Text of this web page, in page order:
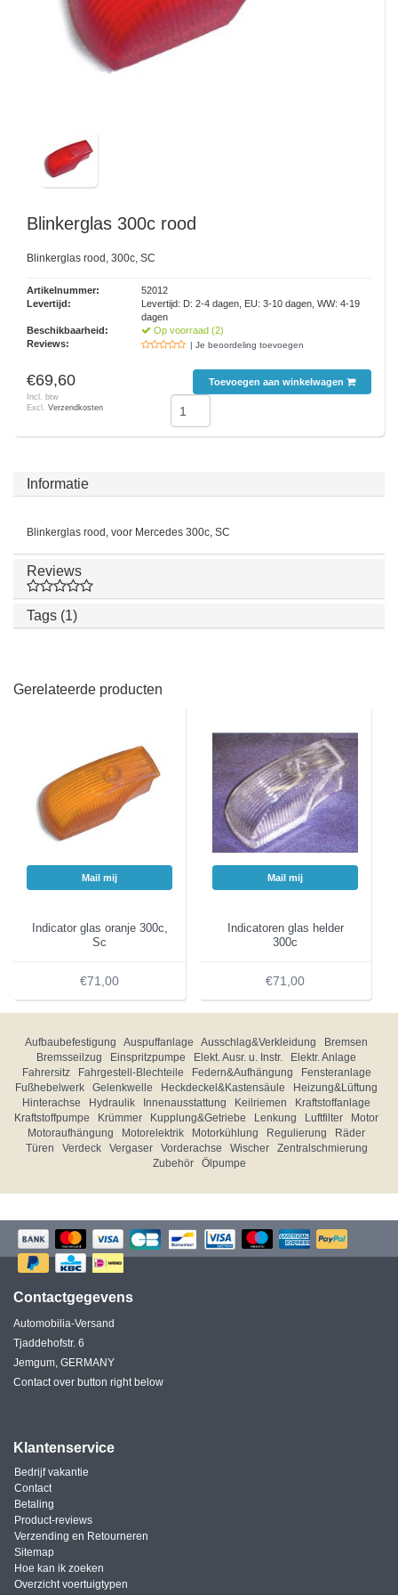
Blinkerglas 300c rood
Blinkerglas rood, 300c, SC
Artikelnummer:
52012
Levertijd:
Levertijd: D: 2-4 dagen, EU: 3-10 dagen, WW: 4-19
dagen
Beschikbaarheid:
Op voorraad (2)
Reviews:
| Je beoordeling toevoegen
€69,60
Incl. btw
Excl. Verzendkosten
Toevoegen aan winkelwagen
Informatie
Blinkerglas rood, voor Mercedes 300c, SC
Reviews
Tags (1)
Gerelateerde producten
Mail mij
Indicator glas oranje 300c,
Sc
€71,00
Mail mij
Indicatoren glas helder
300c
€71,00
Aufbaubefestigung Auspuffanlage Ausschlag&Verkleidung
Bremsen
Bremsseilzug
Einspritzpumpe Elekt. Ausr. u. Instr.
Elektr. Anlage
Fahrersitz
Fahrgestell-Blechteile Federn&Aufhängung
Fensteranlage
Fußhebelwerk
Gelenkwelle Heckdeckel&Kastensäule
Heizung&Lüftung
Hinterachse
Hydraulik Innenausstattung Keilriemen
Kraftstoffanlage
Kraftstoffpumpe
Krümmer Kupplung&Getriebe Lenkung Luftfilter
Motor
Motoraufhängung
Motorelektrik Motorkühlung Regulierung
Räder
Türen
Verdeck Vergaser Vorderachse Wischer
Zentralschmierung
Zubehör
Ölpumpe
Contactgegevens
Automobilia-Versand
Tjaddehofstr. 6
Jemgum, GERMANY
Contact over button right below
Klantenservice
Bedrijf vakantie
Contact
Betaling
Product-reviews
Verzending en Retourneren
Sitemap
Hoe kan ik zoeken
Overzicht voertuigtypen